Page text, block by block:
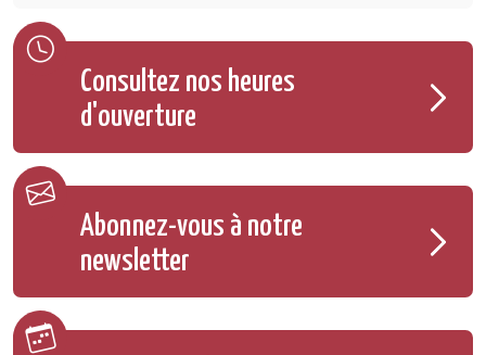
Consultez nos heures
d'ouverture
Abonnez-vous à notre
newsletter